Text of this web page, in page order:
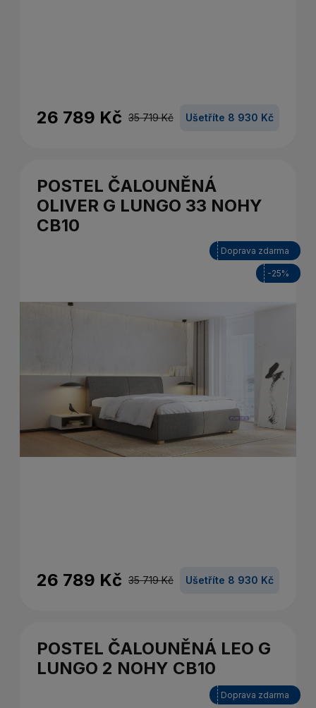
26 789 Kč 35 719 Kč Ušetříte 8 930 Kč
POSTEL ČALOUNĚNÁ
OLIVER G LUNGO 33 NOHY
CB10
-25%
Doprava zdarma
26 789 Kč 35 719 Kč Ušetříte 8 930 Kč
POSTEL ČALOUNĚNÁ LEO G
LUNGO 2 NOHY CB10
Doprava zdarma